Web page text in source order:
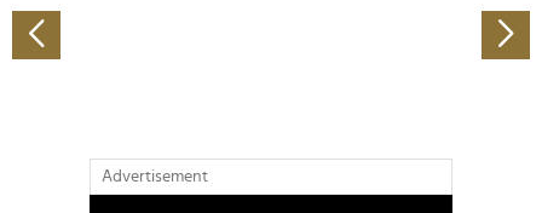
haben oder die sie im Rahmen Ihrer Nutzung der Dienste
gesammelt haben.
Advertisement